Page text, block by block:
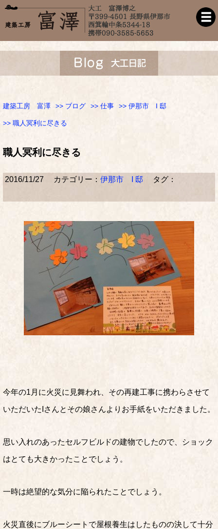
建築工房 富澤 >> ブログ >> 仕事 >> 伊那市 I 邸
>> 職人冥利に尽きる
職人冥利に尽きる
2016/11/27 カテゴリー： 伊那市 I 邸 タグ：
今年の1月に火災に見舞われ、その再建工事に携わらさせて
いただいたIさんとその娘さんよりお手紙をいただきました。
思い入れのあったセルフビルドの建物でしたので、ショック
はとても大きかったことでしょう。
一時は絶望的な気分に陥られたことでしょう。
火災直後にブルーシートで屋根養生はしたものの決して十分